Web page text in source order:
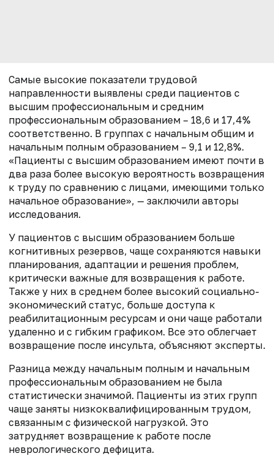
Самые высокие показатели трудовой
направленности выявлены среди пациентов с
высшим профессиональным и средним
профессиональным образованием – 18,6 и 17,4%
соответственно. В группах с начальным общим и
начальным полным образованием – 9,1 и 12,8%.
«Пациенты с высшим образованием имеют почти в
два раза более высокую вероятность возвращения
к труду по сравнению с лицами, имеющими только
начальное образование», — заключили авторы
исследования.
У пациентов с высшим образованием больше
когнитивных резервов, чаще сохраняются навыки
планирования, адаптации и решения проблем,
критически важные для возвращения к работе.
Также у них в среднем более высокий социально-
экономический статус, больше доступа к
реабилитационным ресурсам и они чаще работали
удаленно и с гибким графиком. Все это облегчает
возвращение после инсульта, объясняют эксперты.
Разница между начальным полным и начальным
профессиональным образованием не была
статистически значимой. Пациенты из этих групп
чаще заняты низкоквалифицированным трудом,
связанным с физической нагрузкой. Это
затрудняет возвращение к работе после
неврологического дефицита.